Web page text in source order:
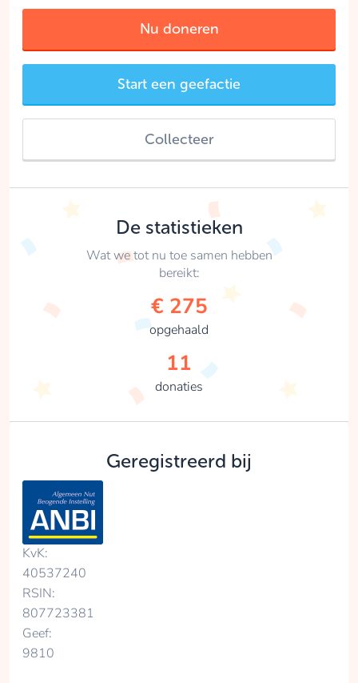
Nu doneren
Start een geefactie
Collecteer
De statistieken
Wat we tot nu toe samen hebben
bereikt:
€ 275
opgehaald
11
donaties
Geregistreerd bij
KvK:
40537240
RSIN:
807723381
Geef:
9810